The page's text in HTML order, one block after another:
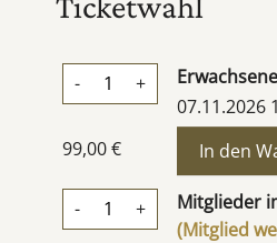
- +
Erwachsene
07.11.2026
99,00 €
- +
Mitglieder
(Mitglied